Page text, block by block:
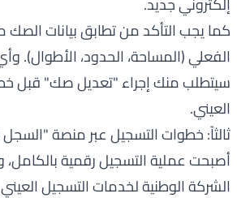
كما يجب التأكد من تطابق بيانات الصك
الفعلي (المساحة، الحدود، الأطوال).
سيتطلب منك إجراء "تعديل صك" قبل
العيني.
ثالثاً: خطوات التسجيل عبر منصة
أصبحت عملية التسجيل رقمية بالكامل،